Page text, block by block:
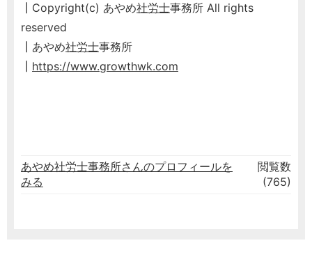
┃Copyright(c) あやめ社労士事務所 All rights
reserved
┃あやめ社労士事務所
https://www.growthwk.com
あやめ社労士事務所さんのプロフィールを
みる
閲覧数
(765)